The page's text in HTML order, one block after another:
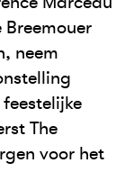
neem
The
voor het